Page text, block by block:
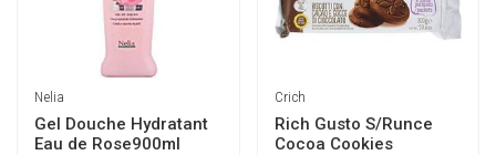
Nelia
Gel Douche Hydratant
Eau de Rose900ml
Crich
Rich Gusto S/Runce
Cocoa Cookies